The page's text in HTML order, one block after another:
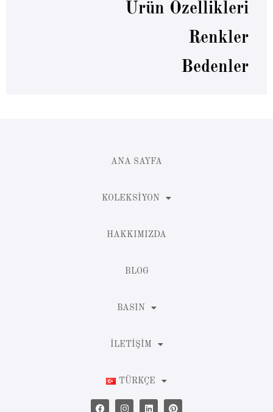
Ürün Özellikleri
Renkler
Bedenler
ANA SAYFA
KOLEKSIYON
HAKKIMIZDA
BLOG
BASIN
İLETIŞIM
TÜRKÇE